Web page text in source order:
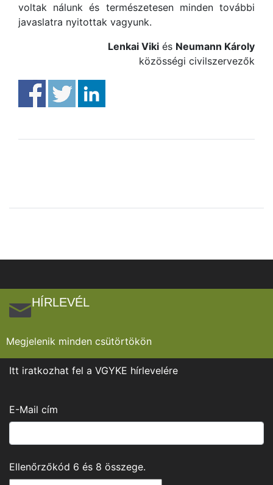
voltak nálunk és természetesen minden további
javaslatra nyitottak vagyunk.
Lenkai Viki és Neumann Károly
közösségi civilszervezők
HÍRLEVÉL
Megjelenik minden csütörtökön
Itt iratkozhat fel a VGYKE hírlevelére
E-Mail cím
Ellenőrzőkód 6 és 8 összege.